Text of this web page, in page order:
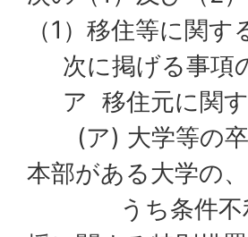
（1）移住等に関す
次に掲げる事項
ア 移住元に関す
(ア) 大学等の卒
本部がある大学の
うち条件不利